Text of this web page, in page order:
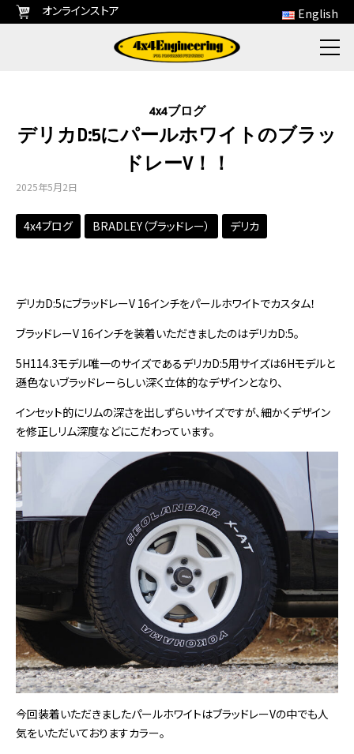
オンラインストア English
4x4ブログ
デリカD:5にパールホワイトのブラッ
ドレーV！！
2025年5月2日
4x4ブログ BRADLEY（ブラッドレー） デリカ
デリカD:5にブラッドレーV 16インチをパールホワイトでカスタム！
ブラッドレーV 16インチを装着いただきましたのはデリカD:5。
5H114.3モデル唯一のサイズであるデリカD:5用サイズは6Hモデルと
遜色ないブラッドレーらしい深く立体的なデザインとなり、
インセット的にリムの深さを出しずらいサイズですが、細かくデザイン
を修正しリム深度などにこだわっています。
今回装着いただきましたパールホワイトはブラッドレーVの中でも人
気をいただいておりますカラー。